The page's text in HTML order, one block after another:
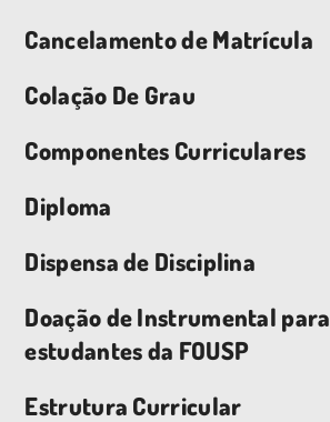
Cancelamento de Matrícula
Colação De Grau
Componentes Curriculares
Diploma
Dispensa de Disciplina
Doação de Instrumental para
estudantes da FOUSP
Estrutura Curricular